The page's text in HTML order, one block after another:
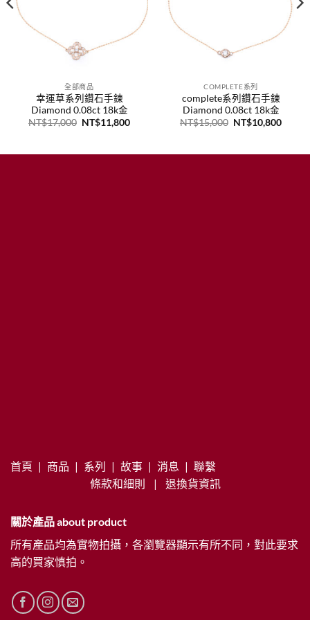
全部商品
幸運草系列鑽石手鍊
Diamond 0.08ct 18k金
NT$17,000 原
NT$17,000。
NT$11,800目
NT$11,800。
COMPLETE系列
complete系列鑽石手鍊
Diamond 0.08ct 18k金
NT$15,000 原
NT$15,000。
NT$10,800目
首頁 | 商品 | 系列 | 故事 | 消息 | 聯繫
條款和細則
| 退換貨資訊
關於產品 about product
所有產品均為實物拍攝，各瀏覽器顯示有所不同，對此要求
高的買家慎拍。